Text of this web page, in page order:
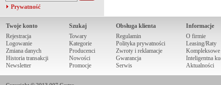
Prywatność
Twoje konto
Rejestracja
Logowanie
Zmiana danych
Historia transakcji
Newsletter
Szukaj
Towary
Kategorie
Producenci
Nowości
Promocje
Obsługa klienta
Regulamin
Polityka prywatności
Zwroty i reklamacje
Gwarancja
Serwis
Informacje
O firmie
Leasing/Raty
Kompleksowe
Inteligentna
Aktualności